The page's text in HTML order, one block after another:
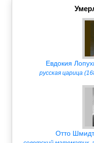
Евдокия
русская царица
Отто